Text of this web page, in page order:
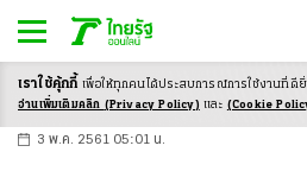
-ก ก ก+
3 พ.ค. 2561 05:01 น.
เราใช้คุ้กกี้ เพื่อให้ทุกคนได้ประสบการณ์การใช้งานที่ดี
อ่านเพิ่มเติมคลิก (Privacy Policy) และ (Cookie